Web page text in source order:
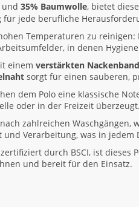
und 35% Baumwolle, bietet
jede berufliche
Temperaturen zu reinigen:
in denen
einem verstärkten Nackenband
sorgt für einen sauberen,
dem Polo eine klassische
oder in der Freizeit überzeugt.
zahlreichen
Verarbeitung, was in jedem
durch BSCI, ist
und bereit für den Einsatz.